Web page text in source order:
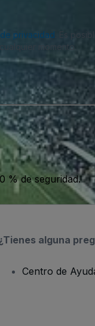
privacidad
. Es
momento.
% de seguridad.
alguna
Centro de